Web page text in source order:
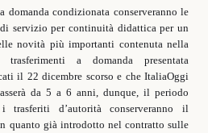
condizionata conserveranno le
servizio per continuità didattica per un
novità più importanti contenuta nella
a domanda presentata
il 22 dicembre scorso e che ItaliaOggi
da 5 a 6 anni, dunque, il periodo
d’autorità conserveranno il
quanto già introdotto nel contratto sulle